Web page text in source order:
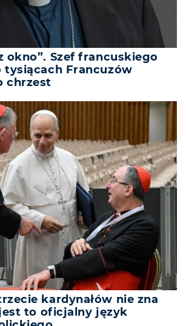
okno”. Szef francuskiego
tysiącach Francuzów
chrzest
kardynałów nie zna
to oficjalny język